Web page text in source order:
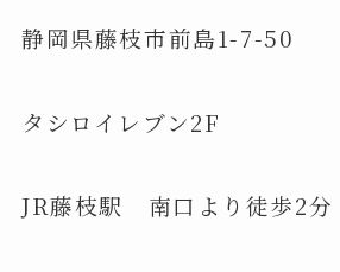
静岡県藤枝市前島1-7-50
タシロイレブン2F
JR藤枝駅 南口より徒歩2分